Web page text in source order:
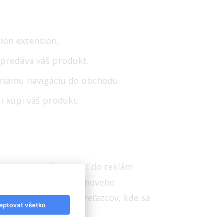
extension.
váš produkt.
navigáciu do obchodu.
kúpi váš produkt.
musíte prejsť do reklám
by bolo pridanie nového
obchodných reťazcov, kde sa
všetko